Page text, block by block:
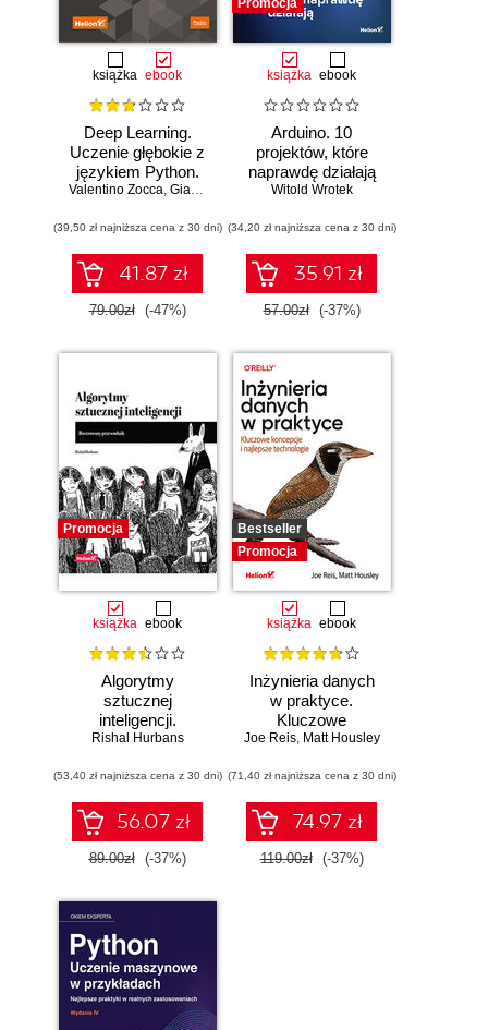
książka ebook
Deep Learning.
Uczenie głębokie z
językiem Python.
Sztuczna
neuronowe
Valentino Zocca, Gianmario Spacagna ,Daniel Slater
(39,50 zł najniższa cena z 30 dni)
41.87 zł
79.00zł (-47%)
Promocja
książka ebook
Arduino. 10
projektów, które
naprawdę działają
Witold Wrotek
(34,20 zł najniższa cena z 30 dni)
35.91 zł
57.00zł (-37%)
Promocja
książka ebook
Algorytmy
sztucznej
inteligencji.
Ilustrowany
Rishal Hurbans
(53,40 zł najniższa cena z 30 dni)
56.07 zł
89.00zł (-37%)
Bestseller
Promocja
książka ebook
Inżynieria danych
w praktyce.
Kluczowe
koncepcje i
technologie
Joe Reis, Matt Housley
(71,40 zł najniższa cena z 30 dni)
74.97 zł
119.00zł (-37%)